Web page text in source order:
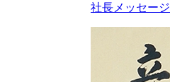
社長メッセージ